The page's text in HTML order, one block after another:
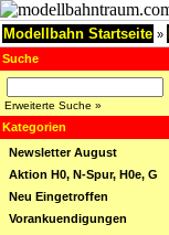
Modellbahn Startseite »
Suche
Erweiterte Suche »
Kategorien
Newsletter August
Aktion H0, N-Spur, H0e, G
Neu Eingetroffen
Vorankuendigungen